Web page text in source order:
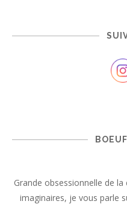
Grande obsessionnelle de
imaginaires, je vous parle